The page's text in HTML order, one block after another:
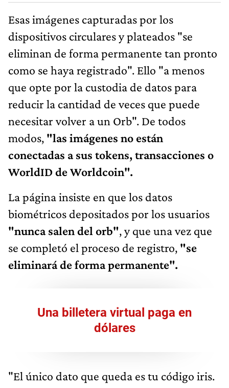
Esas imágenes capturadas por los
dispositivos circulares y plateados "se
eliminan de forma permanente tan pronto
como se haya registrado". Ello "a menos
que opte por la custodia de datos para
reducir la cantidad de veces que puede
necesitar volver a un Orb". De todos
modos, "las imágenes no están
conectadas a sus tokens, transacciones o
WorldID de Worldcoin".
La página insiste en que los datos
biométricos depositados por los usuarios
"nunca salen del orb", y que una vez que
se completó el proceso de registro, "se
eliminará de forma permanente".
Una billetera virtual paga en
dólares
"El único dato que queda es tu código iris.